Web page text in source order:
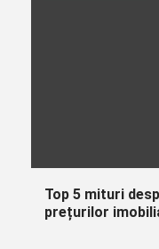
Top 5 mituri
prețurilor